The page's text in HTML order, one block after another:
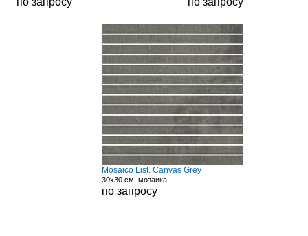
Mosaico List. Canvas Grey
30x30 см, мозаика
по запросу